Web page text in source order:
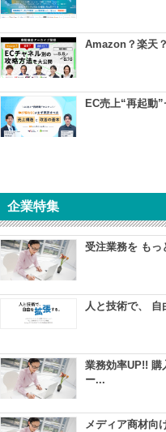
Amazon？楽天
EC売上“再起動
企業特集
受注業務を もっ
人と技術で、 自
業務効率UP!! 購
ー...
メディア商材向